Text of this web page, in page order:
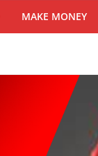
MAKE MONEY